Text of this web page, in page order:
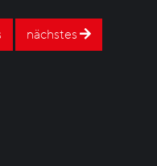
nächstes